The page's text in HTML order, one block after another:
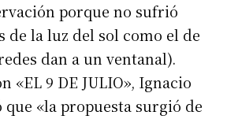
porque no sufrió
de la luz del sol como el de
dan a un ventanal).
«EL 9 DE JULIO», Ignacio
que «la propuesta surgió de